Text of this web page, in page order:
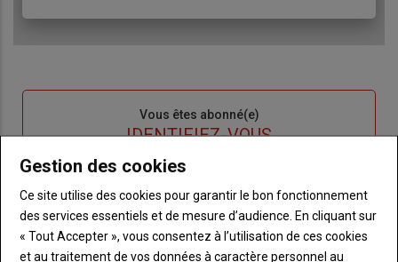
Vous êtes abonné(e)
TITRE IDENTIFIEZ-VOUS
de votre abonnement
Lien
"Créer
Je m'inscrit
Lien
Réinitialiser votre mot de passe
Gestion des cookies
Ce site utilise des cookies pour garantir le bon fonctionnement
des services essentiels et de mesure d’audience. En cliquant sur
« Tout Accepter », vous consentez à l’utilisation de ces cookies
et au traitement de vos données à caractère personnel au